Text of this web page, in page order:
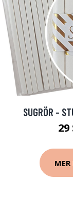
SUGRÖR -
29